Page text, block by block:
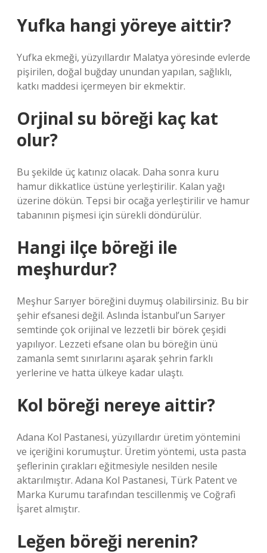
Yufka hangi yöreye aittir?
Yufka ekmeği, yüzyıllardır Malatya yöresinde evlerde
pişirilen, doğal buğday unundan yapılan, sağlıklı,
katkı maddesi içermeyen bir ekmektir.
Orjinal su böreği kaç kat
olur?
Bu şekilde üç katınız olacak. Daha sonra kuru
hamur dikkatlice üstüne yerleştirilir. Kalan yağı
üzerine dökün. Tepsi bir ocağa yerleştirilir ve hamur
tabanının pişmesi için sürekli döndürülür.
Hangi ilçe böreği ile
meşhurdur?
Meşhur Sarıyer böreğini duymuş olabilirsiniz. Bu bir
şehir efsanesi değil. Aslında İstanbul’un Sarıyer
semtinde çok orijinal ve lezzetli bir börek çeşidi
yapılıyor. Lezzeti efsane olan bu böreğin ünü
zamanla semt sınırlarını aşarak şehrin farklı
yerlerine ve hatta ülkeye kadar ulaştı.
Kol böreği nereye aittir?
Adana Kol Pastanesi, yüzyıllardır üretim yöntemini
ve içeriğini korumuştur. Üretim yöntemi, usta pasta
şeflerinin çırakları eğitmesiyle nesilden nesile
aktarılmıştır. Adana Kol Pastanesi, Türk Patent ve
Marka Kurumu tarafından tescillenmiş ve Coğrafi
İşaret almıştır.
Leğen böreği nerenin?